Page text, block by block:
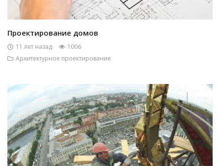
Проектирование домов
11 лет назад
1006
Архитектурное проектирование